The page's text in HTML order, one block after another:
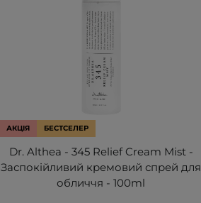
АКЦІЯ БЕСТСЕЛЕР
Dr. Althea - 345 Relief Cream Mist -
Заспокійливий кремовий спрей для
обличчя - 100ml